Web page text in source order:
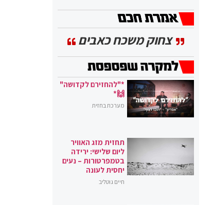
צחוק משכח כאבים
*"להחזירם לקדושה"
🙌*
מערכת בחזית
תחזית מזג האוויר
ליום שלישי: ירידה
בטמפרטורות – נעים
יחסית לעונה
חיים גוטליב